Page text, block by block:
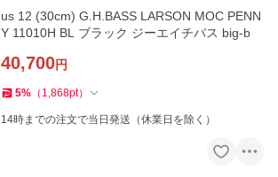
us 12 (30cm) G.H.BASS LARSON MOC PENN
Y 11010H BL ブラック ジーエイチバス big-b
40,700円
5% （ 1,868pt）
14時までの注文で当日発送（休業日を除く）